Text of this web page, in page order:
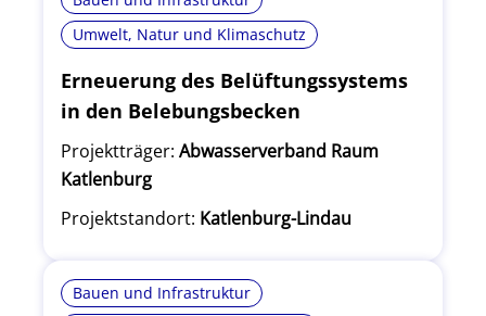
Umwelt, Natur und Klimaschutz
Erneuerung des Belüftungssystems
in den Belebungsbecken
Projektträger: Abwasserverband Raum
Katlenburg
Projektstandort: Katlenburg-Lindau
Bauen und Infrastruktur